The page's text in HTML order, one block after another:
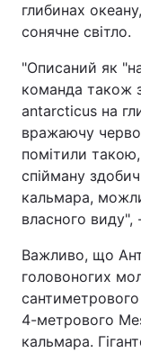
глибинах
сонячне світло.
"Описаний як
команда також
antarcticus на
вражаючу
помітили
спійману
кальмара,
власного виду",
Важливо, що
головоногих
4-метрового
кальмара.